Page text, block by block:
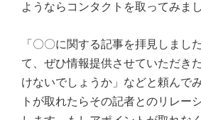
ようならコンタクトを取ってみまし
「〇〇に関する記事を拝見しまし
て、ぜひ情報提供させていただき
けないでしょうか」などと頼んで
トが取れたらその記者とのリレー